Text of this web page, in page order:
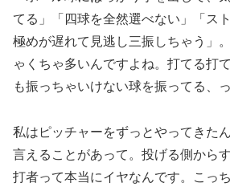
てる」「四球を全然選べない」「ス
極めが遅れて見逃し三振しちゃう」
ゃくちゃ多いんですよね。打てる打
も振っちゃいけない球を振ってる、
私はピッチャーをずっとやってきた
言えることがあって。投げる側から
打者って本当にイヤなんです。こっ